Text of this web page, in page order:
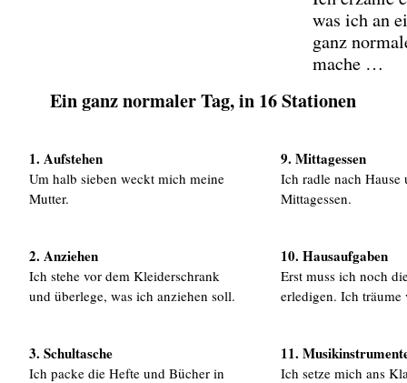
was ich an
ganz
mache …
Ein ganz normaler Tag, in 16 Stationen
1. Aufstehen
Um halb sieben weckt mich meine
Mutter.
9. Mittagessen
Ich radle nach Hause
Mittagessen.
2. Anziehen
Ich stehe vor dem Kleiderschrank
und überlege, was ich anziehen soll.
10. Hausaufgaben
Erst muss ich noch
erledigen. Ich träume
3. Schultasche
Ich packe die Hefte und Bücher in
11.
Ich setze mich ans